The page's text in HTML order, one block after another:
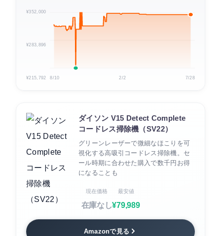
¥352,000
¥283,896
¥215,792 8/10 2/2 7/28
ダイソン V15 Detect Complete
コードレス掃除機（SV22）
グリーンレーザーで微細なほこりを可
視化する高吸引コードレス掃除機。セ
ール時期に合わせた購入で数千円お得
になることも
現在価格
在庫なし
最安値
¥79,989
Amazonで見る